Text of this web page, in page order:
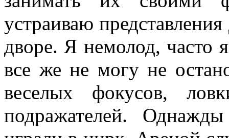
устраиваю
дворе. Я немо­лод, часто
все же не могу не
веселых фокусов,
подражателей.